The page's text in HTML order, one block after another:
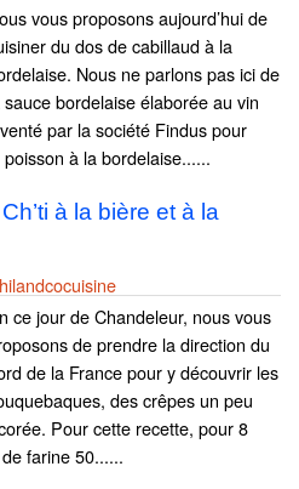
vous proposons aujourd’hui de
du dos de cabillaud à la
Nous ne parlons pas ici de
sauce bordelaise élaborée au vin
par la société Findus pour
à la bordelaise......
à la bière et à la
ce jour de Chandeleur, nous vous
de prendre la direction du
de la France pour y découvrir les
des crêpes un peu
Pour cette recette, pour 8
farine 50......